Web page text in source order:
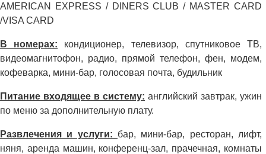
AMERICAN EXPRESS / DINERS CLUB / MASTER CARD
/VISA CARD
В номерах: кондиционер, телевизор, спутниковое ТВ,
видеомагнитофон, радио, прямой телефон, фен, модем,
кофеварка, мини-бар, голосовая почта, будильник
Питание входящее в систему: английский завтрак, ужин
по меню за дополнительную плату.
Развлечения и услуги: бар, мини-бар, ресторан, лифт,
няня, аренда машин, конференц-зал, прачечная, комнаты